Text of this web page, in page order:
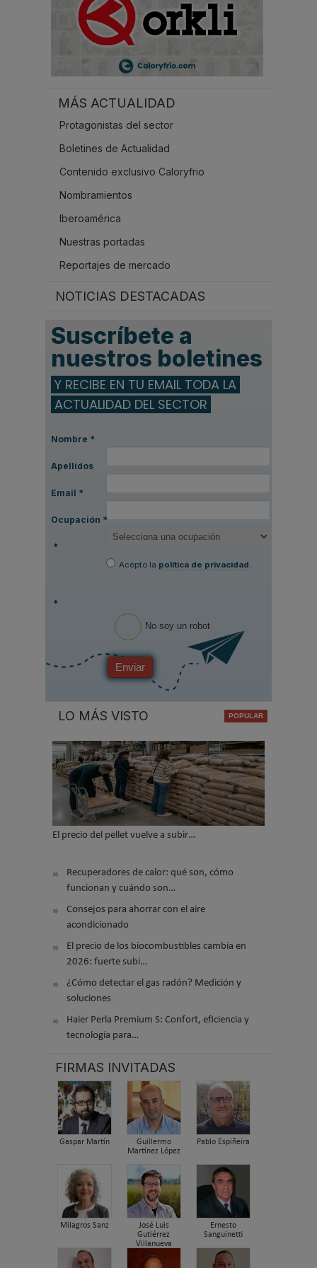
MÁS ACTUALIDAD
Protagonistas del sector
Boletines de Actualidad
Contenido exclusivo Caloryfrio
Nombramientos
Iberoamérica
Nuestras portadas
Reportajes de mercado
NOTICIAS DESTACADAS
Suscríbete a
nuestros boletines
Y RECIBE EN TU EMAIL TODA LA
ACTUALIDAD DEL SECTOR
Nombre *
Apellidos
Email *
Ocupación *
*
Acepto la política de privacidad.
*
No soy un robot
Enviar
LO MÁS VISTO
El precio del pellet vuelve a subir…
Recuperadores de calor: qué son, cómo
funcionan y cuándo son…
Consejos para ahorrar con el aire
acondicionado
El precio de los biocombustibles cambia en
2026: fuerte subi…
¿Cómo detectar el gas radón? Medición y
soluciones
Haier Perla Premium S: Confort, eficiencia y
tecnología para…
FIRMAS INVITADAS
Gaspar Martín
Guillermo
Martínez López
Pablo Espiñeira
Milagros Sanz
José Luis
Gutiérrez
Villanueva
Ernesto
Sanguinetti